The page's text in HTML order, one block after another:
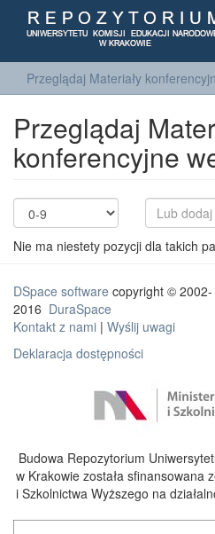
Przeglądaj Materiały
Przeglądaj
konferencyjne
Nie ma niestety pozycji dla takich
DSpace software copyright © 2002-
2016 DuraSpace
Kontakt z nami | Wyślij uwagi
Deklaracja dostępności
Budowa Repozytorium
w Krakowie została sfinansowana
i Szkolnictwa Wyższego na